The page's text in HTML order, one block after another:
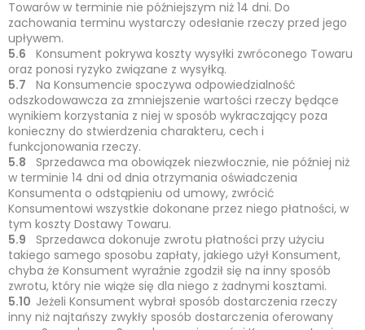
Towarów w terminie nie późniejszym niż 14 dni. Do
zachowania terminu wystarczy odesłanie rzeczy przed jego
upływem.
5.6 Konsument pokrywa koszty wysyłki zwróconego Towaru
oraz ponosi ryzyko związane z wysyłką.
5.7 Na Konsumencie spoczywa odpowiedzialność
odszkodowawcza za zmniejszenie wartości rzeczy będące
wynikiem korzystania z niej w sposób wykraczający poza
konieczny do stwierdzenia charakteru, cech i
funkcjonowania rzeczy.
5.8 Sprzedawca ma obowiązek niezwłocznie, nie później niż
w terminie 14 dni od dnia otrzymania oświadczenia
Konsumenta o odstąpieniu od umowy, zwrócić
Konsumentowi wszystkie dokonane przez niego płatności, w
tym koszty Dostawy Towaru.
5.9 Sprzedawca dokonuje zwrotu płatności przy użyciu
takiego samego sposobu zapłaty, jakiego użył Konsument,
chyba że Konsument wyraźnie zgodził się na inny sposób
zwrotu, który nie wiąże się dla niego z żadnymi kosztami.
5.10 Jeżeli Konsument wybrał sposób dostarczenia rzeczy
inny niż najtańszy zwykły sposób dostarczenia oferowany